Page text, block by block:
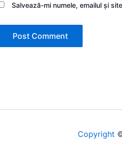
Salvează-mi numele, emailul și
Copyright